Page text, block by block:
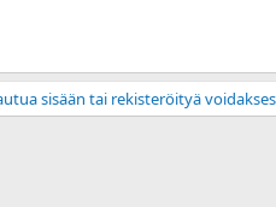
sisään tai rekisteröityä